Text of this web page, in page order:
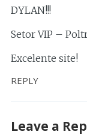
DYLAN!!!
Setor VIP –
Excelente site!
REPLY
Leave a